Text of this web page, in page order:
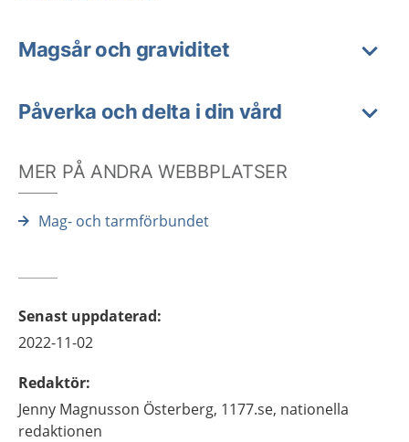
Magsår och graviditet
Påverka och delta i din vård
MER PÅ ANDRA WEBBPLATSER
Mag- och tarmförbundet
Senast uppdaterad:
2022-11-02
Redaktör:
Jenny Magnusson Österberg, 1177.se, nationella
redaktionen